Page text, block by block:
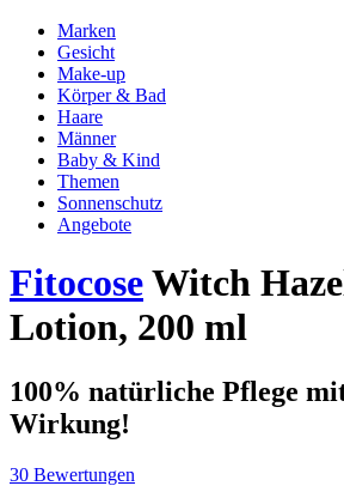
Marken
Gesicht
Make-up
Körper & Bad
Haare
Männer
Baby & Kind
Themen
Sonnenschutz
Angebote
FitocoseWitch
Lotion, 200 ml
100% natürliche Pflege
Wirkung!
30 Bewertungen